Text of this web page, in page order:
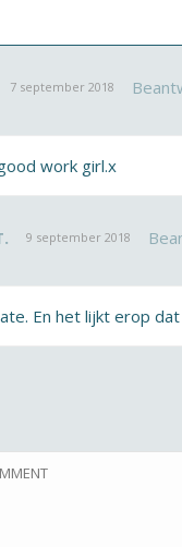
7 september 2018
work girl.x
9 september 2018
En het lijkt erop